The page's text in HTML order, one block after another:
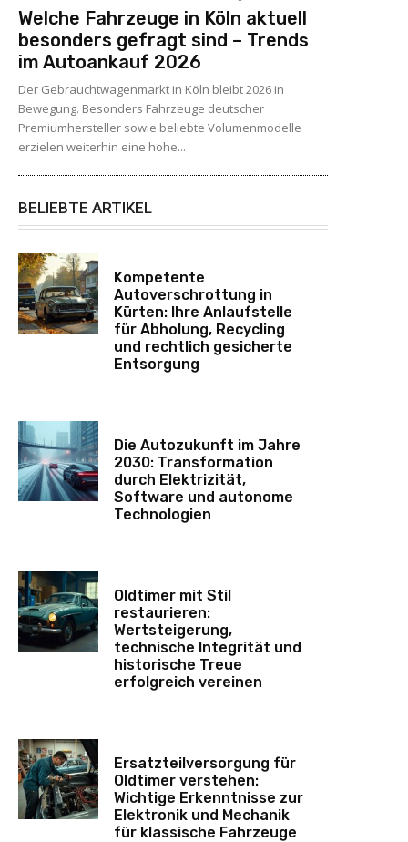
Welche Fahrzeuge in Köln aktuell
besonders gefragt sind – Trends
im Autoankauf 2026
Der Gebrauchtwagenmarkt in Köln bleibt 2026 in
Bewegung. Besonders Fahrzeuge deutscher
Premiumhersteller sowie beliebte Volumenmodelle
erzielen weiterhin eine hohe...
BELIEBTE ARTIKEL
Kompetente
Autoverschrottung in
Kürten: Ihre Anlaufstelle
für Abholung, Recycling
und rechtlich gesicherte
Entsorgung
Die Autozukunft im Jahre
2030: Transformation
durch Elektrizität,
Software und autonome
Technologien
Oldtimer mit Stil
restaurieren:
Wertsteigerung,
technische Integrität und
historische Treue
erfolgreich vereinen
Ersatzteilversorgung für
Oldtimer verstehen:
Wichtige Erkenntnisse zur
Elektronik und Mechanik
für klassische Fahrzeuge